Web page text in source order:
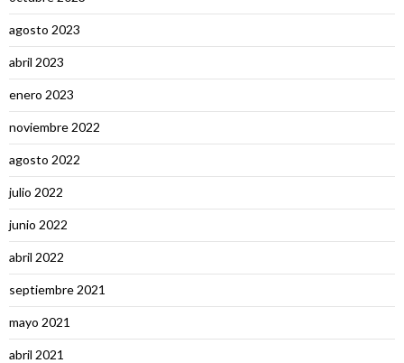
agosto 2023
abril 2023
enero 2023
noviembre 2022
agosto 2022
julio 2022
junio 2022
abril 2022
septiembre 2021
mayo 2021
abril 2021